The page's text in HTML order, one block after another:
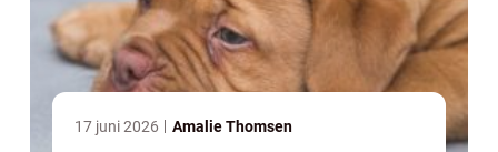
17 juni 2026 Amalie Thomsen